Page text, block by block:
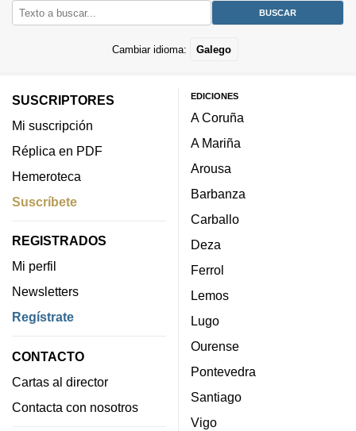
Cambiar idioma: Galego
SUSCRIPTORES
Mi suscripción
Réplica en PDF
Hemeroteca
Suscríbete
REGISTRADOS
Mi perfil
Newsletters
Regístrate
CONTACTO
Cartas al director
Contacta con nosotros
EDICIONES
A Coruña
A Mariña
Arousa
Barbanza
Carballo
Deza
Ferrol
Lemos
Lugo
Ourense
Pontevedra
Santiago
Vigo